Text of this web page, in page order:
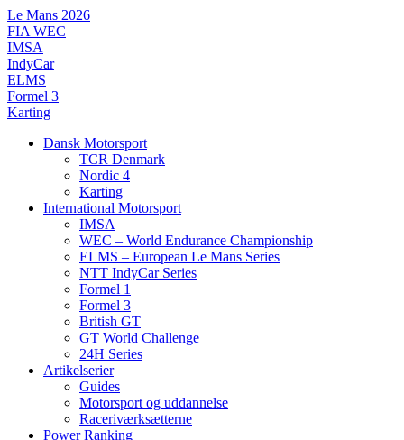
Videre
til
indhold
Le Mans 2026
FIA WEC
IMSA
IndyCar
ELMS
Formel 3
Karting
Dansk Motorsport
TCR Denmark
Nordic 4
Karting
International Motorsport
IMSA
WEC – World Endurance Championship
ELMS – European Le Mans Series
NTT IndyCar Series
Formel 1
Formel 3
British GT
GT World Challenge
24H Series
Artikelserier
Guides
Motorsport og uddannelse
Raceriværksætterne
Power Ranking